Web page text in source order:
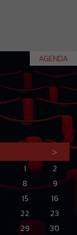
AGENDA
>
1
2
8
9
15
16
22
23
29
30